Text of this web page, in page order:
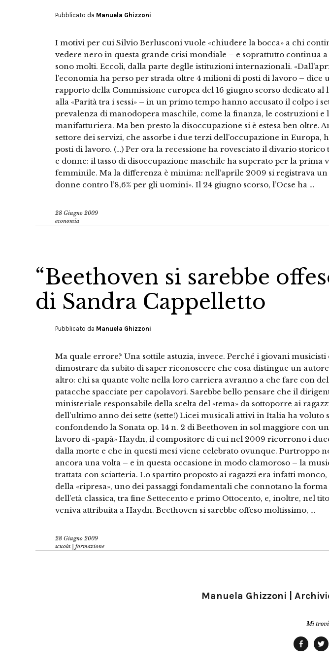
Pubblicato da Manuela Ghizzoni
I motivi per cui Silvio Berlusconi vuole «chiudere la bocca» a chi
vedere nero in questa grande crisi mondiale – e soprattutto continua
sono molti. Eccoli, dalla parte deglle istituzioni internazionali.
l’economia ha perso per strada oltre 4 milioni di posti di lavoro – dice
rapporto della Commissione europea del 16 giugno scorso dedicato al
alla «Parità tra i sessi» – in un primo tempo hanno accusato il colpo i
prevalenza di manodopera maschile, come la finanza, le costruzioni e
manifatturiera. Ma ben presto la disoccupazione si è estesa ben oltre.
settore dei servizi, che assorbe i due terzi dell’occupazione in Europa,
posti di lavoro. (…) Per ora la recessione ha rovesciato il divario
e donne: il tasso di disoccupazione maschile ha superato per la prima
femminile. Ma la differenza è minima: nell’aprile 2009 si registrava un
donne contro l’8,6% per gli uomini». Il 24 giugno scorso, l’Ocse ha …
28 Giugno 2009
economia
“Beethoven si sarebbe
di Sandra Cappelletto
Pubblicato da Manuela Ghizzoni
Ma quale errore? Una sottile astuzia, invece. Perché i giovani musicisti
dimostrare da subito di saper riconoscere che cosa distingue un
altro: chi sa quante volte nella loro carriera avranno a che fare con
patacche spacciate per capolavori. Sarebbe bello pensare che il
ministeriale responsabile della scelta del «tema» da sottoporre ai
dell’ultimo anno dei sette (sette!) Licei musicali attivi in Italia ha voluto
confondendo la Sonata op. 14 n. 2 di Beethoven in sol maggiore con
lavoro di «papà» Haydn, il compositore di cui nel 2009 ricorrono i
dalla morte e che in questi mesi viene celebrato ovunque. Purtroppo
ancora una volta – e in questa occasione in modo clamoroso – la
trattata con sciatteria. Lo spartito proposto ai ragazzi era infatti
della «ripresa», uno dei passaggi fondamentali che connotano la forma
dell’età classica, tra fine Settecento e primo Ottocento, e, inoltre, nel
veniva attribuita a Haydn. Beethoven si sarebbe offeso moltissimo, …
28 Giugno 2009
scuola | formazione
Manuela Ghizzoni |
Mi trovi